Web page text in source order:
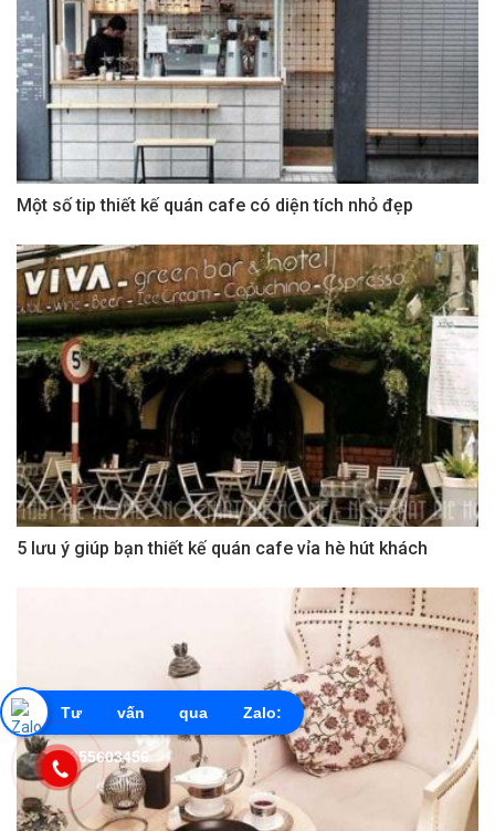
Một số tip thiết kế quán cafe có diện tích nhỏ đẹp
5 lưu ý giúp bạn thiết kế quán cafe vỉa hè hút khách
Tư vấn qua Zalo:
0855603456